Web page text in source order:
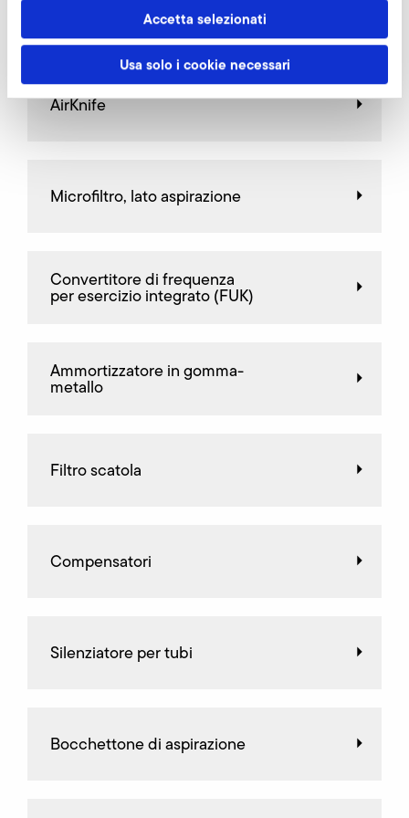
Accetta selezionati
Usa solo i cookie necessari
Altri accessori S-MP 600/54
AirKnife
Microfiltro, lato aspirazione
Convertitore di frequenza
per esercizio integrato (FUK)
Ammortizzatore in gomma-
metallo
Filtro scatola
Compensatori
Silenziatore per tubi
Bocchettone di aspirazione